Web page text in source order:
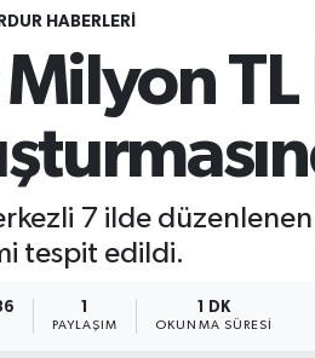
HABERLERİ
TL
7 ilde
tespit edildi.
PAYLAŞIM
1 DK
OKUNMA SÜRESI